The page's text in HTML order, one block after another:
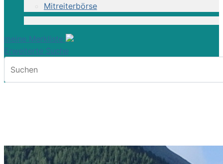
Mitreiterbörse
meine Merkliste
Erweiterte Suche